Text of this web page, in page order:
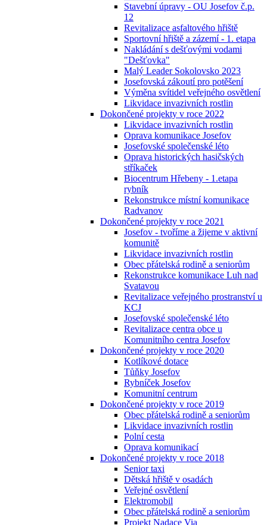
Stavební úpravy - OU Josefov č.p.
12
Revitalizace asfaltového hřiště
Sportovní hřiště a zázemí - 1. etapa
Nakládání s dešťovými vodami
"Dešťovka"
Malý Leader Sokolovsko 2023
Josefovská zákoutí pro potěšení
Výměna svítidel veřejného osvětlení
Likvidace invazivních rostlin
Dokončené projekty v roce 2022
Likvidace invazivních rostlin
Oprava komunikace Josefov
Josefovské společenské léto
Oprava historických hasičských
stříkaček
Biocentrum Hřebeny - 1.etapa
rybník
Rekonstrukce místní komunikace
Radvanov
Dokončené projekty v roce 2021
Josefov - tvoříme a žijeme v aktivní
komunitě
Likvidace invazivních rostlin
Obec přátelská rodině a seniorům
Rekonstrukce komunikace Luh nad
Svatavou
Revitalizace veřejného prostranství u
KCJ
Josefovské společenské léto
Revitalizace centra obce u
Komunitního centra Josefov
Dokončené projekty v roce 2020
Kotlíkové dotace
Tůňky Josefov
Rybníček Josefov
Komunitní centrum
Dokončené projekty v roce 2019
Obec přátelská rodině a seniorům
Likvidace invazivních rostlin
Polní cesta
Oprava komunikací
Dokončené projekty v roce 2018
Senior taxi
Dětská hřiště v osadách
Veřejné osvětlení
Elektromobil
Obec přátelská rodině a seniorům
Projekt Nadace Via